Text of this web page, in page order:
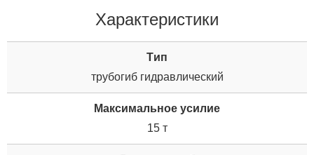
Характеристики
Tип
трубогиб гидравлический
Максимальное усилие
15 т